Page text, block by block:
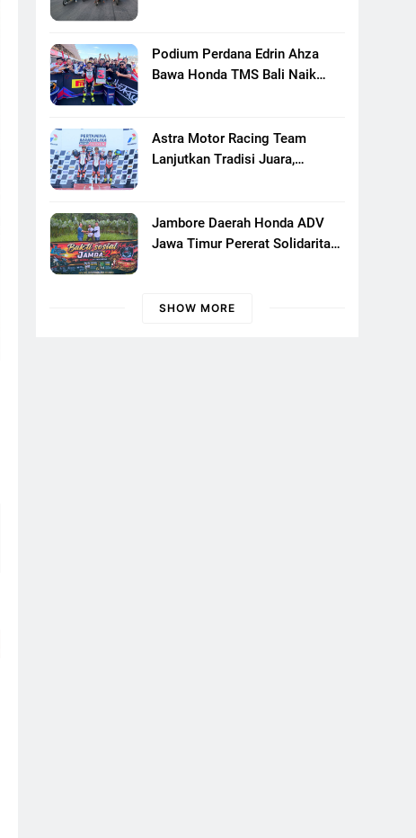
Motor Klasik Honda
Podium Perdana Edrin Ahza
Bawa Honda TMS Bali Naik
Astra Motor Racing Team
Lanjutkan Tradisi Juara,
Putaran Ke 3
Jambore Daerah Honda ADV
Jawa Timur Pererat Solidaritas
Banyuwangi
SHOW MORE